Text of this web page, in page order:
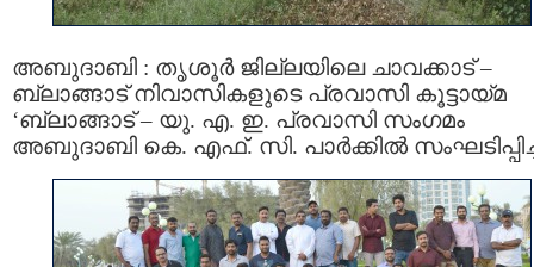
അബുദാബി : തൃശൂർ ജില്ലയിലെ ചാവക്കാട് –
ബ്ലാങ്ങാട് നിവാസികളുടെ പ്രവാസി കൂട്ടായ്മ
‘ബ്ലാങ്ങാട് – യു. എ. ഇ. പ്രവാസി സംഗമം
അബുദാബി കെ. എഫ്. സി. പാർക്കിൽ